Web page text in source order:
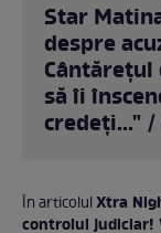
Star
despre
Cântărețul
să îi
credeți..." /
În articolulXtra
controlul judiciar!